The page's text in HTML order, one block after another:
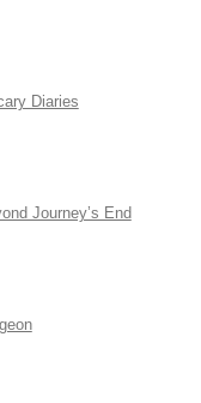
Diaries
Journey’s End